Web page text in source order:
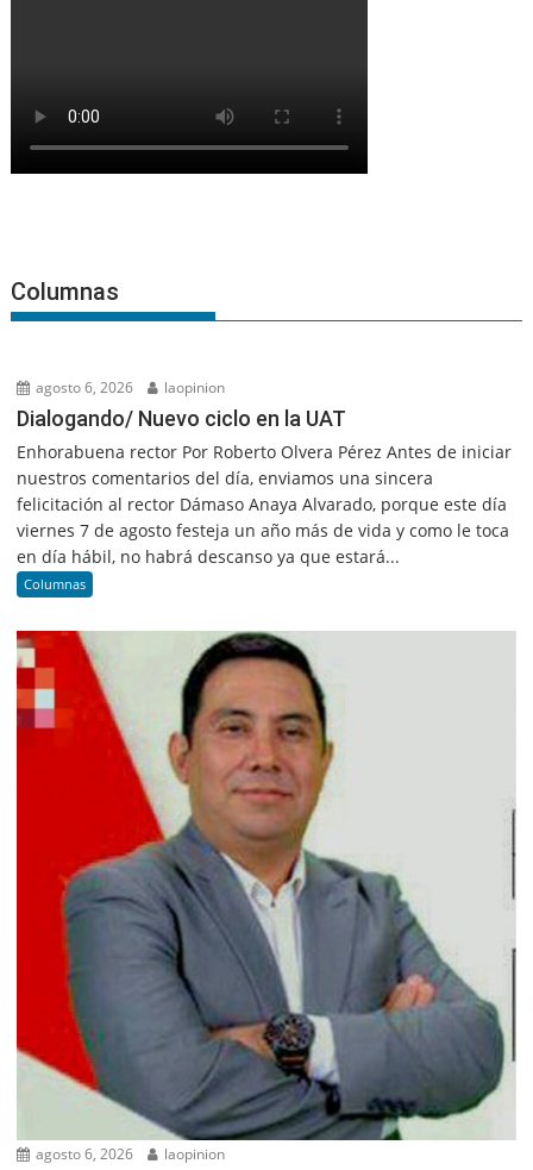
Columnas
agosto 6, 2026 laopinion
Dialogando/ Nuevo ciclo en la UAT
Enhorabuena rector Por Roberto Olvera Pérez Antes de iniciar
nuestros comentarios del día, enviamos una sincera
felicitación al rector Dámaso Anaya Alvarado, porque este día
viernes 7 de agosto festeja un año más de vida y como le toca
en día hábil, no habrá descanso ya que estará...
Columnas
agosto 6, 2026 laopinion